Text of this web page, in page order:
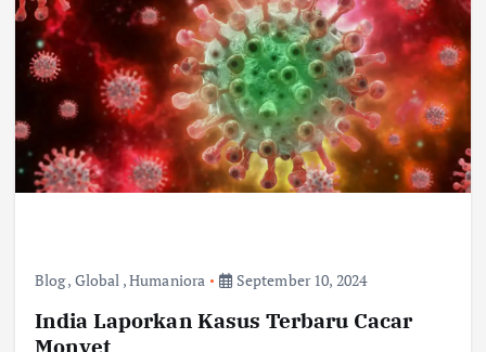
Blog, Global ,Humaniora September 10, 2024
India Laporkan Kasus Terbaru Cacar
Monyet